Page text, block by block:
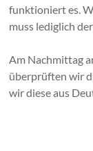
funktioniert es.
muss lediglich
Am Nachmittag
überprüften wir
wir diese aus